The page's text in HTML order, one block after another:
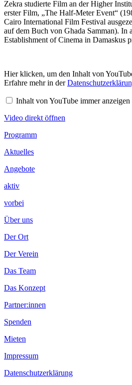
Zekra studierte Film an der Higher
erster Film, „The Half-Meter Event“
Cairo International Film Festival
auf dem Buch von Ghada Samman). In
Establishment of Cinema in Damaskus
Inhalt
von
YouTube
Hier klicken, um den Inhalt von
Erfahre mehr in der
Inhalt von YouTube immer anzeigen
Video direkt öffnen
Footer
Inhalt
Programm
Aktuelles
Angebote
aktiv
vorbei
Über uns
Der Ort
Der Verein
Das Team
Das Konzept
Partner:innen
Spenden
Mieten
Impressum
Datenschutzerklärung